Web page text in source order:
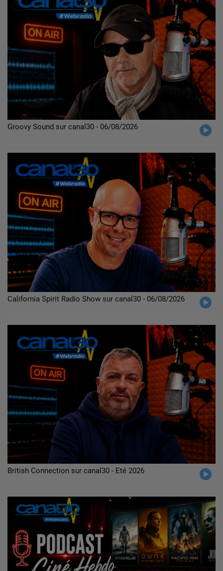
Groovy Sound sur canal30 - 06/08/2026
California Spirit Radio Show sur canal30 - 06/08/2026
British Connection sur canal30 - Eté 2026